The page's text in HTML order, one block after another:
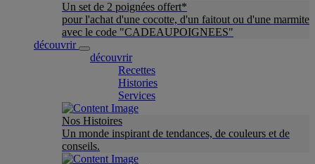
Un set de 2 poignées offert*
pour l'achat d'une cocotte, d'un faitout ou d'une marmite
avec le code "CADEAUPOIGNEES"
découvrir
découvrir
Recettes
Histories
Services
Nos Histoires
Un monde inspirant de tendances, de couleurs et de
conseils.